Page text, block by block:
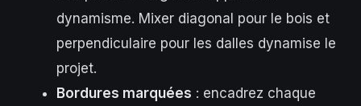
dynamisme. Mixer diagonal pour le bois et
perpendiculaire pour les dalles dynamise le
projet.
Bordures marquées : encadrez chaque